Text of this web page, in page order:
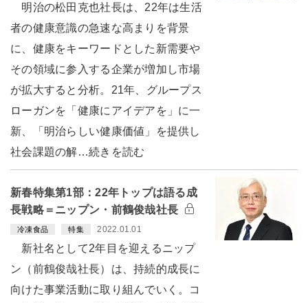
明治の松田克也社長は、22年は生活
者の健康意識の急速な高まりを背景
に、健康をキーワードとした新需要や
その領域に参入する企業が増加し市場
が拡大すると分析。21年、グループス
ローガンを「健康にアイデアを」に一
新、「明治らしい健康価値」を提供し
社会課題の解…続きを読む
新春特集第1部：22年トップは語る成
長戦略＝ニップン・前鶴俊哉社長
冷凍食品 特集 2022.01.01
新社名として2年目を迎えるニップ
ン（前鶴俊哉社長）は、持続的成長に
向けた事業活動に取り組んでいく。コ